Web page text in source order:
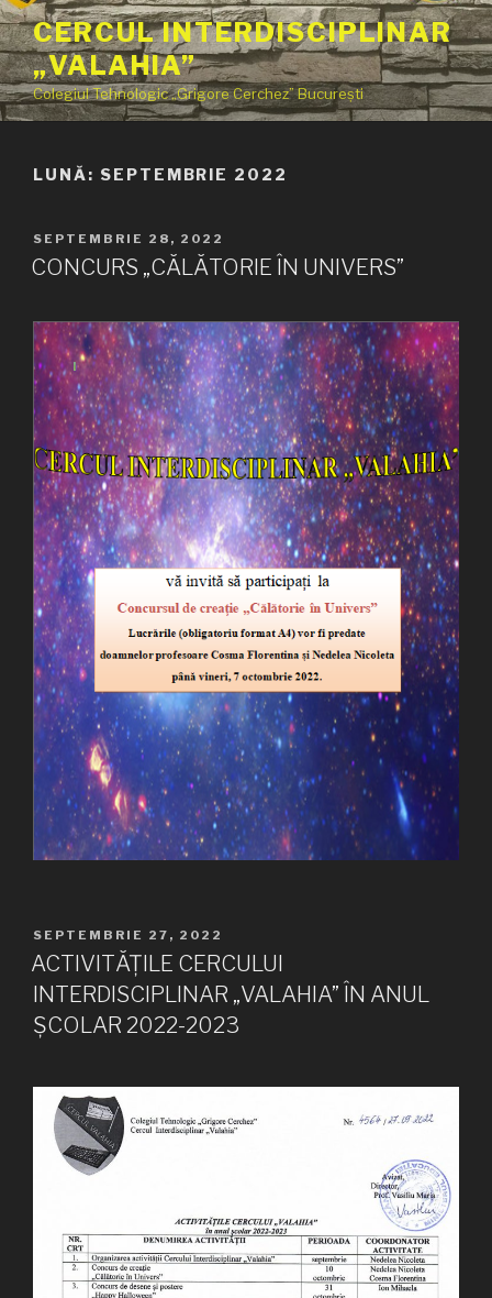
Sari
la
conținut
CERCUL INTERDISCIPLINAR
„VALAHIA”
Colegiul Tehnologic „Grigore Cerchez” București
LUNĂ: SEPTEMBRIE 2022
PUBLICAT
PE
SEPTEMBRIE 28, 2022
CONCURS „CĂLĂTORIE ÎN UNIVERS”
PUBLICAT
PE
SEPTEMBRIE 27, 2022
ACTIVITĂȚILE CERCULUI
INTERDISCIPLINAR „VALAHIA” ÎN ANUL
ȘCOLAR 2022-2023